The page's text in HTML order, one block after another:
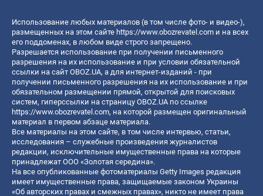
Использование любых материалов (в том числе фото- и видео-),
размещенных на этом сайте https://www.obozrevatel.com и на всех
его поддоменах, в любом виде строго запрещено.
Разрешается использование при получении письменного
разрешения на их использование и при условии обязательной
ссылки на сайт OBOZ.UA, а для интернет-изданий - при
получении письменного разрешения на их использование и при
обязательном размещении прямой, открытой для поисковых
систем, гиперссылки на страницу OBOZ.UA по ссылке
https://www.obozrevatel.com, на которой размещен оригинальный
материал в первом абзаце материала.
Все материалы на этом сайте, в том числе интервью, статьи,
исследования – служебные произведения журналистов
редакции, исключительные имущественные права на которые
принадлежат ООО «Золотая середина».
На все опубликованные фотоматериалы Getty Images редакция
имеет имущественные права, защищаемые законом Украины
«Об авторских правах и смежных правах», никто не имеет права